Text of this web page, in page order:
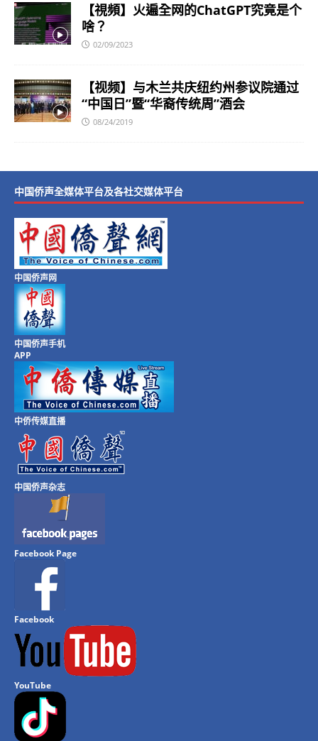
【視頻】火遍全网的ChatGPT究竟是个
啥？
02/09/2023
【视频】与木兰共庆纽约州参议院通过
“中国日”暨“华裔传统周”酒会
08/24/2019
中国侨声全媒体平台及各社交媒体平台
中国侨声网
中国侨声手机
APP
中侨传媒直播
中国侨声杂志
Facebook Page
Facebook
YouTube